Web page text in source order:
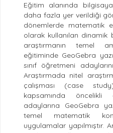
Eğitim alanında
daha fazla yer verildiği
dönemlerde matematik
olarak kullanılan dinamik
araştırmanın temel
eğitiminde GeoGebra
sınıf öğretmeni
Araştırmada nitel
çalışması (case
kapsamında öncelikli
adaylarına GeoGebra
temel matematik
uygulamalar yapılmıştır.